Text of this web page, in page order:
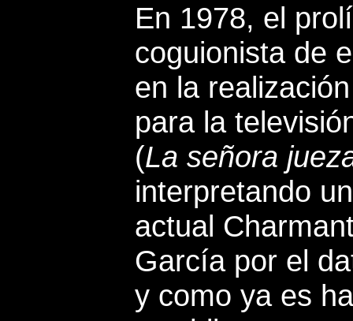
En 1978, el
coguionista de
en la
para la
(La señora
interpretando
actual
García por el
y como ya es